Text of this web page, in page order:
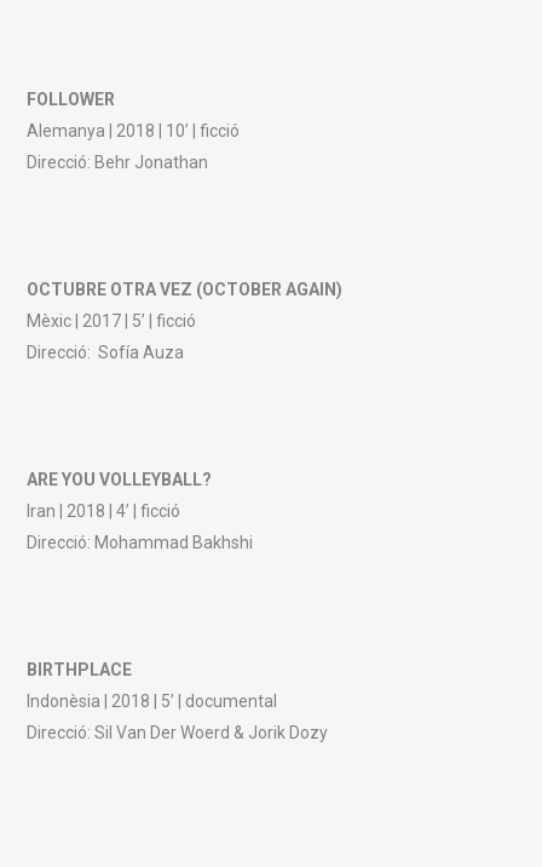
FOLLOWER
Alemanya | 2018 | 10’ | ficció
Direcció: Behr Jonathan
OCTUBRE OTRA VEZ (OCTOBER AGAIN)
Mèxic | 2017 | 5’ | ficció
Direcció: Sofía Auza
ARE YOU VOLLEYBALL?
Iran | 2018 | 4’ | ficció
Direcció: Mohammad Bakhshi
BIRTHPLACE
Indonèsia | 2018 | 5’ | documental
Direcció: Sil Van Der Woerd & Jorik Dozy